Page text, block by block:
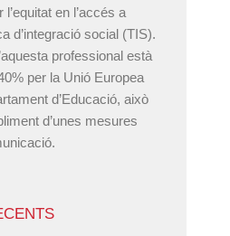
en l’accés a
d’integració social (TIS).
professional està
per la Unió Europea
d’Educació, això
d’unes mesures